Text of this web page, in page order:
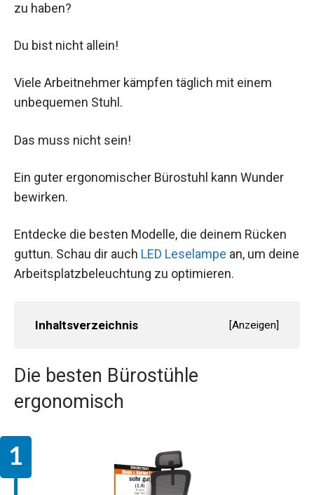
zu haben?
Du bist nicht allein!
Viele Arbeitnehmer kämpfen täglich mit einem
unbequemen Stuhl.
Das muss nicht sein!
Ein guter ergonomischer Bürostuhl kann Wunder
bewirken.
Entdecke die besten Modelle, die deinem Rücken
guttun. Schau dir auch LED Leselampe an, um deine
Arbeitsplatzbeleuchtung zu optimieren.
Inhaltsverzeichnis [Anzeigen]
Die besten Bürostühle
ergonomisch